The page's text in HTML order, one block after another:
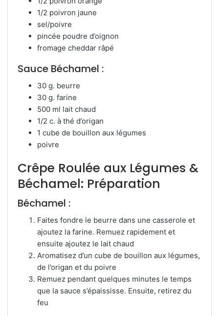
1/2 poivron jaune
sel/poivre
pincée poudre d’oignon
fromage cheddar râpé
Sauce Béchamel :
30 g. beurre
30 g. farine
500 ml lait chaud
1/2 c. à thé d’origan
1 cube de bouillon aux légumes
poivre
Crêpe Roulée aux Légumes &
Béchamel: Préparation
Béchamel :
Faites fondre le beurre dans une casserole et
ajoutez la farine. Remuez rapidement et
ensuite ajoutez le lait chaud
Aromatisez d’un cube de bouillon aux légumes,
de l’origan et du poivre
Remuez pendant quelques minutes le temps
que la sauce s’épaississe. Ensuite, retirez du
feu